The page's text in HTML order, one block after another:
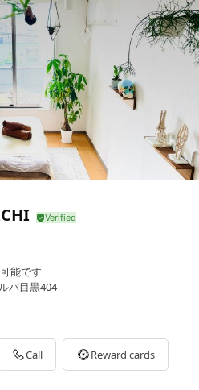
能です
バ目黒404
Call Reward cards